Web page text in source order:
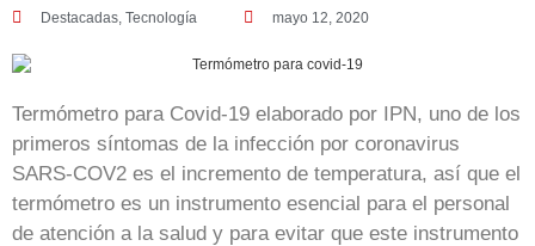
Destacadas, Tecnología mayo 12, 2020
Termómetro para Covid-19 elaborado por IPN, uno de los
primeros síntomas de la infección por coronavirus
SARS-COV2 es el incremento de temperatura, así que el
termómetro es un instrumento esencial para el personal
de atención a la salud y para evitar que este instrumento